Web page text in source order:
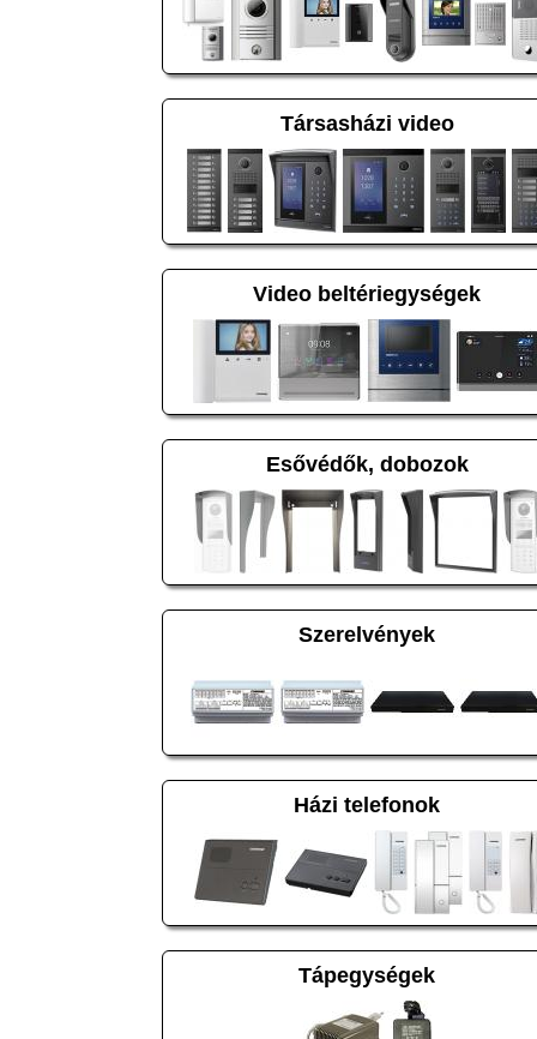
Társasházi video
Video beltériegységek
Esővédők, dobozok
Szerelvények
Házi telefonok
Tápegységek